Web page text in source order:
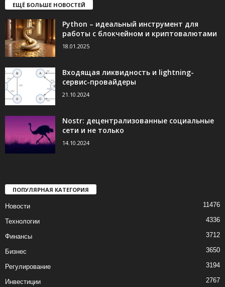
ЕЩЁ БОЛЬШЕ НОВОСТЕЙ
Python – идеальный инструмент для
работы с блокчейном и криптовалютами
18.01.2025
Входящая ликвидность и lightning-
сервис-провайдеры
21.10.2024
Nostr: децентрализованные социальные
сети и не только
14.10.2024
ПОПУЛЯРНАЯ КАТЕГОРИЯ
Новости 11476
Технологии 4336
Финансы 3712
Бизнес 3650
Регулирование 3194
Инвестиции 2767